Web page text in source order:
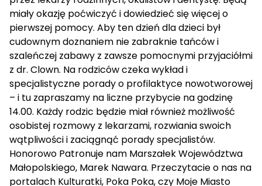
miały okazję poćwiczyć i dowiedzieć się więcej o
pierwszej pomocy. Aby ten dzień dla dzieci był
cudownym doznaniem nie zabraknie tańców i
szaleńczej zabawy z zawsze pomocnymi przyjaciółmi
z dr. Clown. Na rodziców czeka wykład i
specjalistyczne porady o profilaktyce nowotworowej
– i tu zapraszamy na liczne przybycie na godzinę
14.00. Każdy rodzic będzie miał również możliwość
osobistej rozmowy z lekarzami, rozwiania swoich
wątpliwości i zaciągnąć porady specjalistów.
Honorowo Patronuje nam Marszałek Województwa
Małopolskiego, Marek Nawara. Przeczytacie o nas na
portalach Kulturatki, Poka Poka, czy Moje Miasto